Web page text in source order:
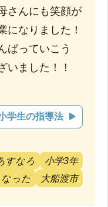
さんにも笑顔が
になりました！
ばっていこう
いました！！
学生の指導法
すなろ
小学3年
った
大船渡市